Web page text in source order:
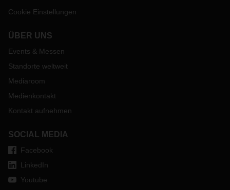
Cookie Einstellungen
ÜBER UNS
Events & Messen
Standorte weltweit
Mediaroom
Medienkontakt
Kontakt aufnehmen
SOCIAL MEDIA
Facebook
LinkedIn
Youtube